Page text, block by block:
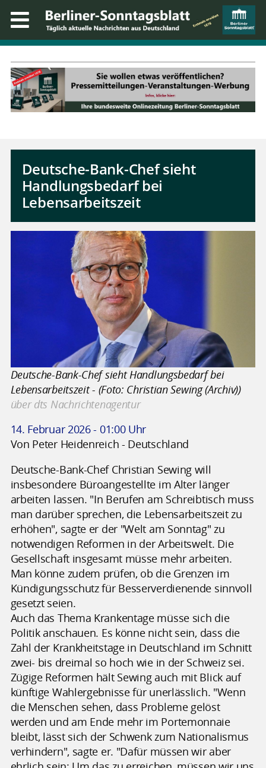
Deutsche-Bank-Chef sieht
Handlungsbedarf bei
Lebensarbeitszeit
Deutsche-Bank-Chef sieht Handlungsbedarf bei
Lebensarbeitszeit - (Foto: Christian Sewing (Archiv))
über dts Nachrichtenagentur
14. Februar 2026 - 01:00 Uhr
Von Peter Heidenreich - Deutschland
Deutsche-Bank-Chef Christian Sewing will
insbesondere Büroangestellte im Alter länger
arbeiten lassen. "In Berufen am Schreibtisch muss
man darüber sprechen, die Lebensarbeitszeit zu
erhöhen", sagte er der "Welt am Sonntag" zu
notwendigen Reformen in der Arbeitswelt. Die
Gesellschaft insgesamt müsse mehr arbeiten.
Man könne zudem prüfen, ob die Grenzen im
Kündigungsschutz für Besserverdienende sinnvoll
gesetzt seien.
Auch das Thema Krankentage müsse sich die
Politik anschauen. Es könne nicht sein, dass die
Zahl der Krankheitstage in Deutschland im Schnitt
zwei- bis dreimal so hoch wie in der Schweiz sei.
Zügige Reformen hält Sewing auch mit Blick auf
künftige Wahlergebnisse für unerlässlich. "Wenn
die Menschen sehen, dass Probleme gelöst
werden und am Ende mehr im Portemonnaie
bleibt, lässt sich der Schwenk zum Nationalismus
verhindern", sagte er. "Dafür müssen wir aber